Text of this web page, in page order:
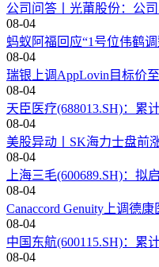
公司问答丨光莆股份：公
08-04
蚂蚁阿福回应“1号位伟鹤
08-04
瑞银上调AppLovin目标价
08-04
天臣医疗(688013.SH)：累
08-04
美股异动丨SK海力士盘前
08-04
上海三毛(600689.SH)：
08-04
Canaccord Genuity上调德
08-04
中国东航(600115.SH)：累
08-04